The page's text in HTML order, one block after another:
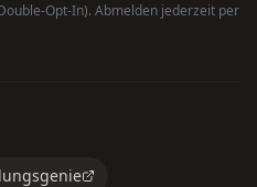
Opt-In). Abmelden jederzeit per